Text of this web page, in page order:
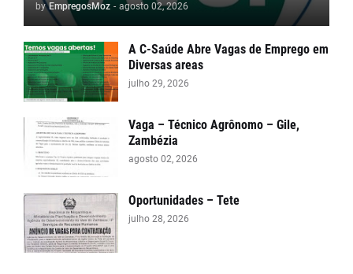
by EmpregosMoz - agosto 02, 2026
A C-Saúde Abre Vagas de Emprego em
Diversas areas
julho 29, 2026
Vaga – Técnico Agrônomo – Gile,
Zambézia
agosto 02, 2026
Oportunidades – Tete
julho 28, 2026